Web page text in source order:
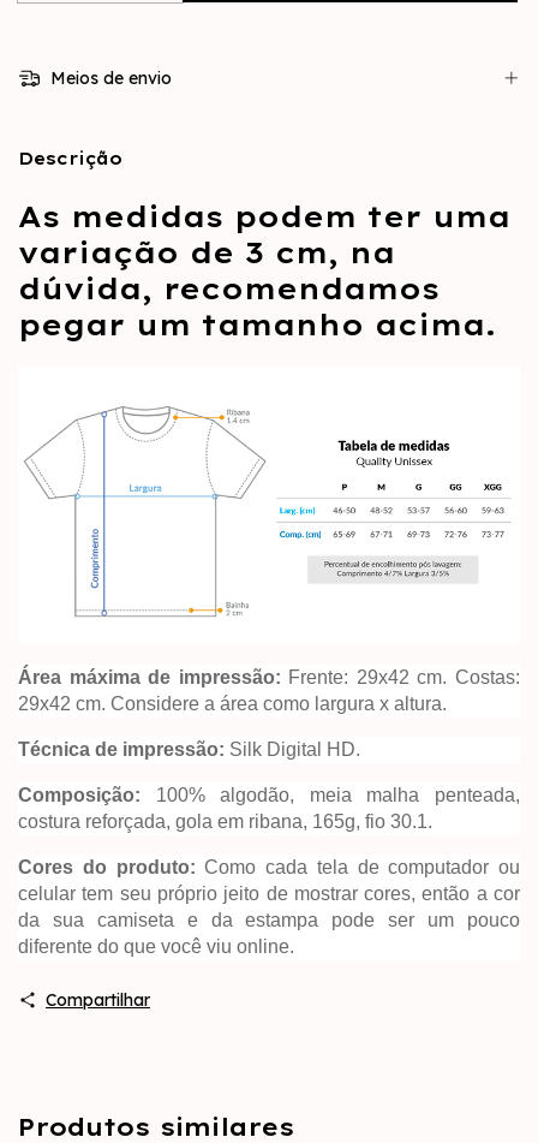
Meios de envio
Descrição
As medidas podem ter uma
variação de 3 cm, na
dúvida, recomendamos
pegar um tamanho acima.
Área máxima de impressão: Frente: 29x42 cm. Costas:
29x42 cm. Considere a área como largura x altura.
Técnica de impressão: Silk Digital HD.
Composição: 100% algodão, meia malha penteada,
costura reforçada, gola em ribana, 165g, fio 30.1.
Cores do produto: Como cada tela de computador ou
celular tem seu próprio jeito de mostrar cores, então a cor
da sua camiseta e da estampa pode ser um pouco
diferente do que você viu online.
Compartilhar
Produtos similares